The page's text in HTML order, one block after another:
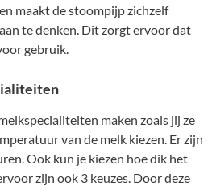
maakt de stoompijp zichzelf
te denken. Dit zorgt ervoor dat
gebruik.
maken zoals jij ze
van de melk kiezen. Er zijn
Ook kun je kiezen hoe dik het
zijn ook 3 keuzes. Door deze